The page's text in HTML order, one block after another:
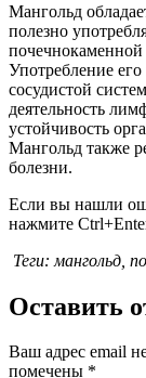
Мангольд
полезно
Употребление
сосудистой
деятельность
устойчивость
Мангольд также
болезни.
Если вы нашли
нажмите
Теги: мангольд,
Оставить
Ваш адрес email
помечены *